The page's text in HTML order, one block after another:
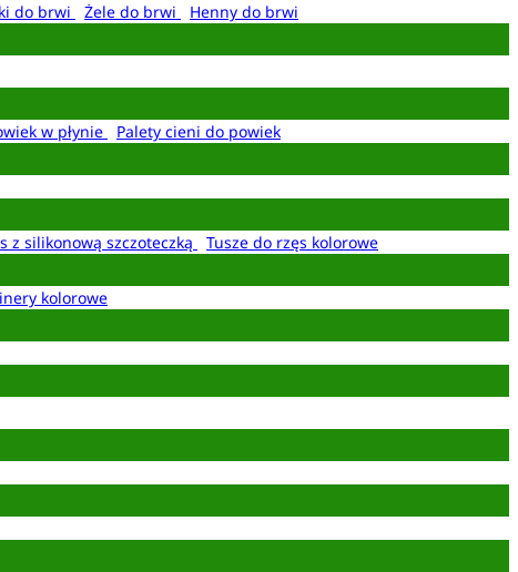
do brwi Żele do brwi
Henny do brwi
w płynie
Palety cieni do powiek
z silikonową szczoteczką
Tusze do rzęs kolorowe
kolorowe